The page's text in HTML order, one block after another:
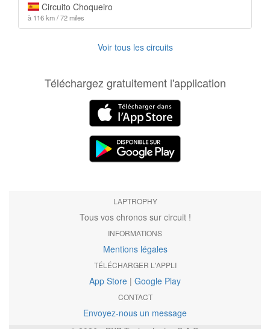
Circuito Choqueiro
à 116 km / 72 miles
Voir tous les circuits
Téléchargez gratuitement l'application
LAPTROPHY
Tous vos chronos sur circuit !
INFORMATIONS
Mentions légales
TÉLÉCHARGER L'APPLI
App Store | Google Play
CONTACT
Envoyez-nous un message